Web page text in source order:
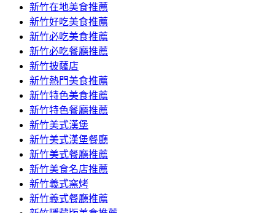
新竹在地美食推薦
新竹好吃美食推薦
新竹必吃美食推薦
新竹必吃餐廳推薦
新竹披薩店
新竹熱門美食推薦
新竹特色美食推薦
新竹特色餐廳推薦
新竹美式漢堡
新竹美式漢堡餐廳
新竹美式餐廳推薦
新竹美食名店推薦
新竹義式窯烤
新竹義式餐廳推薦